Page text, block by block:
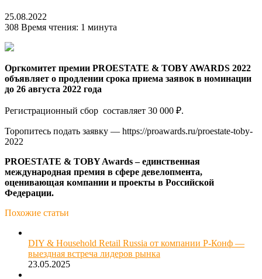
25.08.2022
308 Время чтения: 1 минута
Оргкомитет премии PROESTATE & TOBY AWARDS 2022
объявляет о продлении срока приема заявок в номинации
до 26 августа 2022 года
Регистрационный сбор составляет 30 000 ₽.
Торопитесь подать заявку — https://proawards.ru/proestate-toby-
2022
PROESTATE & TOBY Awards – единственная
международная премия в сфере девелопмента,
оценивающая компании и проекты в Российской
Федерации.
Похожие статьи
DIY & Household Retail Russia от компании Р-Конф ––
выездная встреча лидеров рынка
23.05.2025